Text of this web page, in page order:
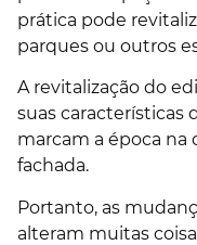
prática pode
parques ou outros
A revitalização do
suas características
marcam a época na
fachada.
Portanto, as
alteram muitas